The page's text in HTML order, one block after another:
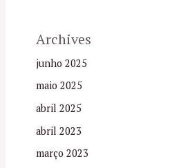
Archives
junho 2025
maio 2025
abril 2025
abril 2023
março 2023